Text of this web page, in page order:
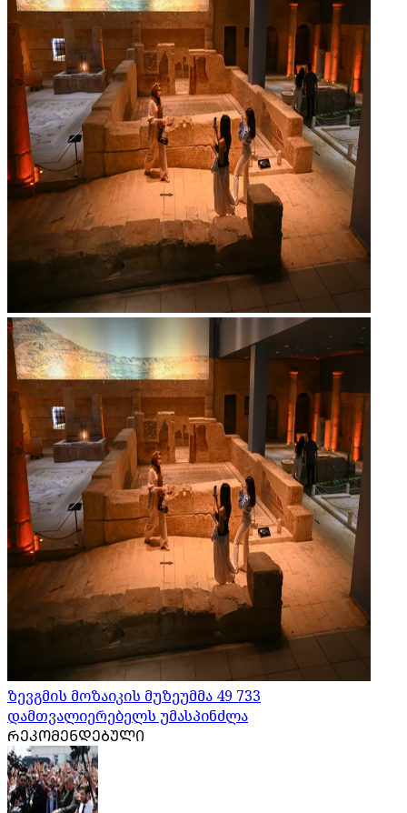
ზევგმის მოზაიკის მუზეუმმა 49 733
დამთვალიერებელს უმასპინძლა
ᲠᲔᲙᲝᲛᲔᲜᲓᲔᲑᲣᲚᲘ